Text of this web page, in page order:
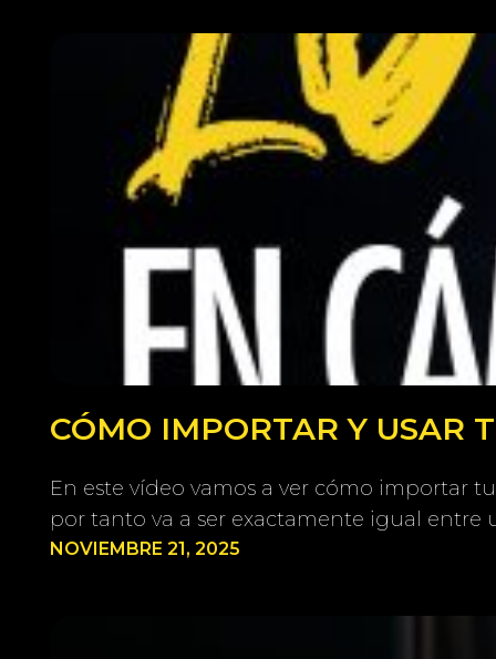
CÓMO IMPORTAR Y USAR
En este vídeo vamos a ver cómo importar
por tanto va a ser exactamente igual entre
NOVIEMBRE 21, 2025